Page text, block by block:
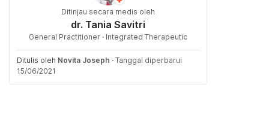
Ditinjau secara medis oleh
dr. Tania Savitri
General Practitioner · Integrated Therapeutic
Ditulis oleh Novita Joseph · Tanggal diperbarui
15/06/2021